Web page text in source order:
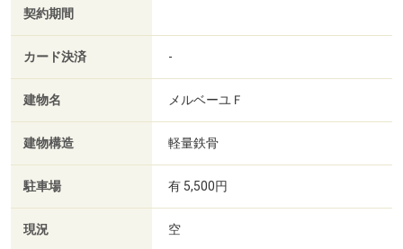
契約期間
カード決済 -
建物名 メルベーユＦ
建物構造 軽量鉄骨
駐車場 有 5,500円
現況 空